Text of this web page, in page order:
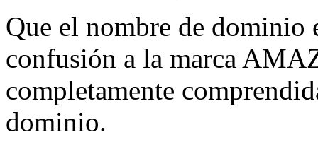
Que el nombre de dominio
confusión a la marca
completamente
dominio.